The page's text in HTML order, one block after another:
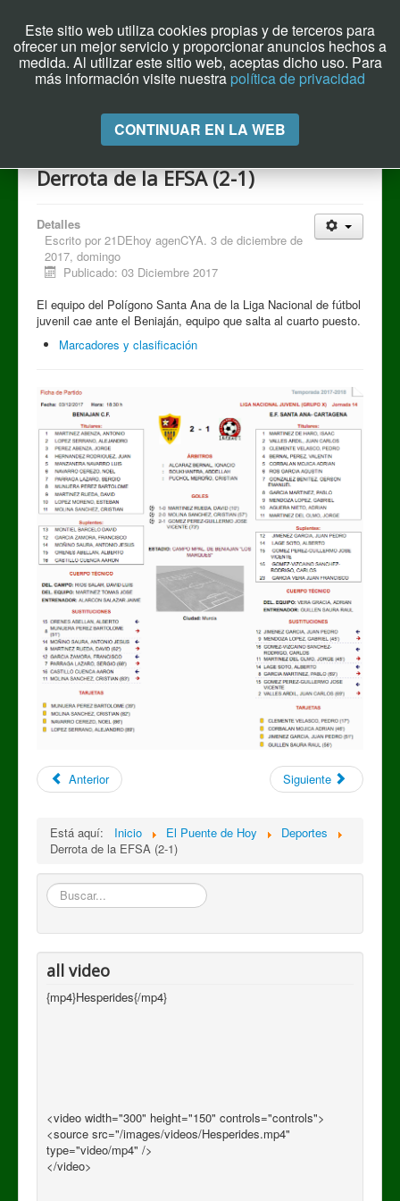
Archivo el Puente de Hoy
Cambiar
navegación
Derrota de la EFSA (2-1)
Detalles
Escrito por 21DEhoy agenCYA. 3 de diciembre de
2017, domingo
Publicado: 03 Diciembre 2017
El equipo del Polígono Santa Ana de la Liga Nacional de fútbol
juvenil cae ante el Beniaján, equipo que salta al cuarto puesto.
Marcadores y clasificación
Anterior Siguiente
Está aquí: Inicio El Puente de Hoy
Deportes
Derrota de la EFSA (2-1)
Buscar
all video
{mp4}Hesperides{/mp4}
<video width="300" height="150" controls="controls">
<source src="/images/videos/Hesperides.mp4"
type="video/mp4" />
</video>
Este sitio web utiliza cookies propias y de terceros para
ofrecer un mejor servicio y proporcionar anuncios hechos a
medida. Al utilizar este sitio web, aceptas dicho uso. Para
más información visite nuestra política de privacidad
CONTINUAR EN LA WEB